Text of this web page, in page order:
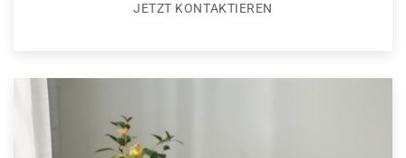
JETZT KONTAKTIEREN